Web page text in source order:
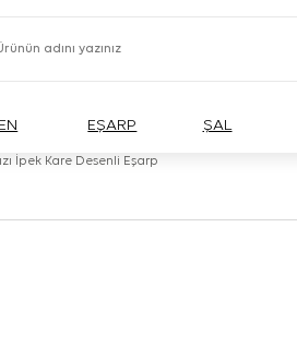
EŞARP ŞAL
İpek Kare Desenli Eşarp